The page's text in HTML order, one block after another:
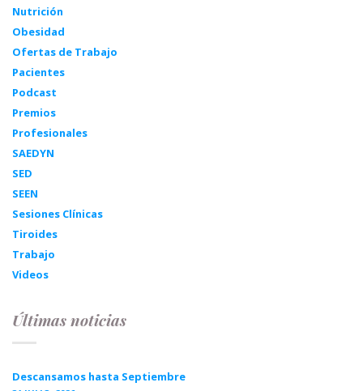
Nutrición
Obesidad
Ofertas de Trabajo
Pacientes
Podcast
Premios
Profesionales
SAEDYN
SED
SEEN
Sesiones Clínicas
Tiroides
Trabajo
Videos
Últimas noticias
Descansamos hasta Septiembre